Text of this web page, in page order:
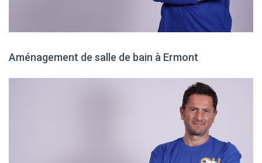
Aménagement de salle de bain à Ermont